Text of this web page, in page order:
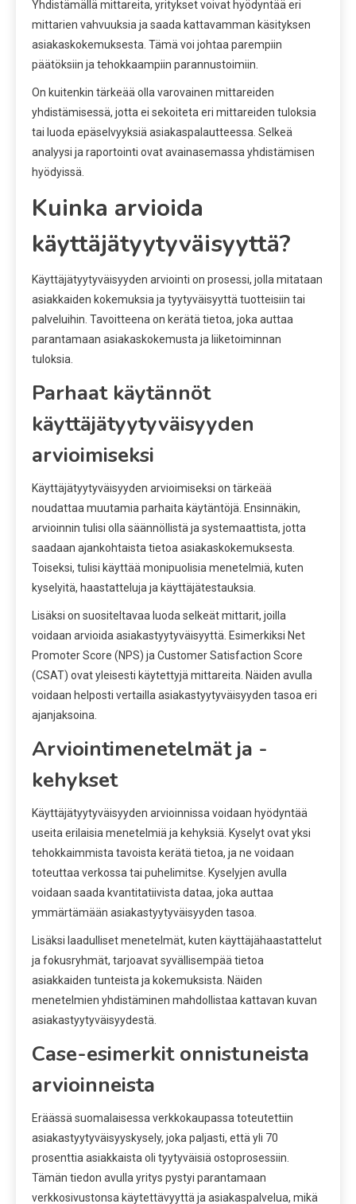
Yhdistämällä mittareita, yritykset voivat hyödyntää eri
mittarien vahvuuksia ja saada kattavamman käsityksen
asiakaskokemuksesta. Tämä voi johtaa parempiin
päätöksiin ja tehokkaampiin parannustoimiin.
On kuitenkin tärkeää olla varovainen mittareiden
yhdistämisessä, jotta ei sekoiteta eri mittareiden tuloksia
tai luoda epäselvyyksiä asiakaspalautteessa. Selkeä
analyysi ja raportointi ovat avainasemassa yhdistämisen
hyödyissä.
Kuinka arvioida
käyttäjätyytyväisyyttä?
Käyttäjätyytyväisyyden arviointi on prosessi, jolla mitataan
asiakkaiden kokemuksia ja tyytyväisyyttä tuotteisiin tai
palveluihin. Tavoitteena on kerätä tietoa, joka auttaa
parantamaan asiakaskokemusta ja liiketoiminnan
tuloksia.
Parhaat käytännöt
käyttäjätyytyväisyyden
arvioimiseksi
Käyttäjätyytyväisyyden arvioimiseksi on tärkeää
noudattaa muutamia parhaita käytäntöjä. Ensinnäkin,
arvioinnin tulisi olla säännöllistä ja systemaattista, jotta
saadaan ajankohtaista tietoa asiakaskokemuksesta.
Toiseksi, tulisi käyttää monipuolisia menetelmiä, kuten
kyselyitä, haastatteluja ja käyttäjätestauksia.
Lisäksi on suositeltavaa luoda selkeät mittarit, joilla
voidaan arvioida asiakastyytyväisyyttä. Esimerkiksi Net
Promoter Score (NPS) ja Customer Satisfaction Score
(CSAT) ovat yleisesti käytettyjä mittareita. Näiden avulla
voidaan helposti vertailla asiakastyytyväisyyden tasoa eri
ajanjaksoina.
Arviointimenetelmät ja -
kehykset
Käyttäjätyytyväisyyden arvioinnissa voidaan hyödyntää
useita erilaisia menetelmiä ja kehyksiä. Kyselyt ovat yksi
tehokkaimmista tavoista kerätä tietoa, ja ne voidaan
toteuttaa verkossa tai puhelimitse. Kyselyjen avulla
voidaan saada kvantitatiivista dataa, joka auttaa
ymmärtämään asiakastyytyväisyyden tasoa.
Lisäksi laadulliset menetelmät, kuten käyttäjähaastattelut
ja fokusryhmät, tarjoavat syvällisempää tietoa
asiakkaiden tunteista ja kokemuksista. Näiden
menetelmien yhdistäminen mahdollistaa kattavan kuvan
asiakastyytyväisyydestä.
Case-esimerkit onnistuneista
arvioinneista
Eräässä suomalaisessa verkkokaupassa toteutettiin
asiakastyytyväisyyskysely, joka paljasti, että yli 70
prosenttia asiakkaista oli tyytyväisiä ostoprosessiin.
Tämän tiedon avulla yritys pystyi parantamaan
verkkosivustonsa käytettävyyttä ja asiakaspalvelua, mikä